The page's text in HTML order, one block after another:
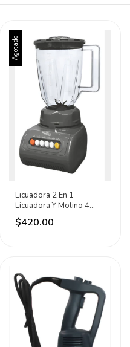
Agotado
Licuadora 2 En 1
Licuadora Y Molino 4
Velocidades Adir Negro
$420.00